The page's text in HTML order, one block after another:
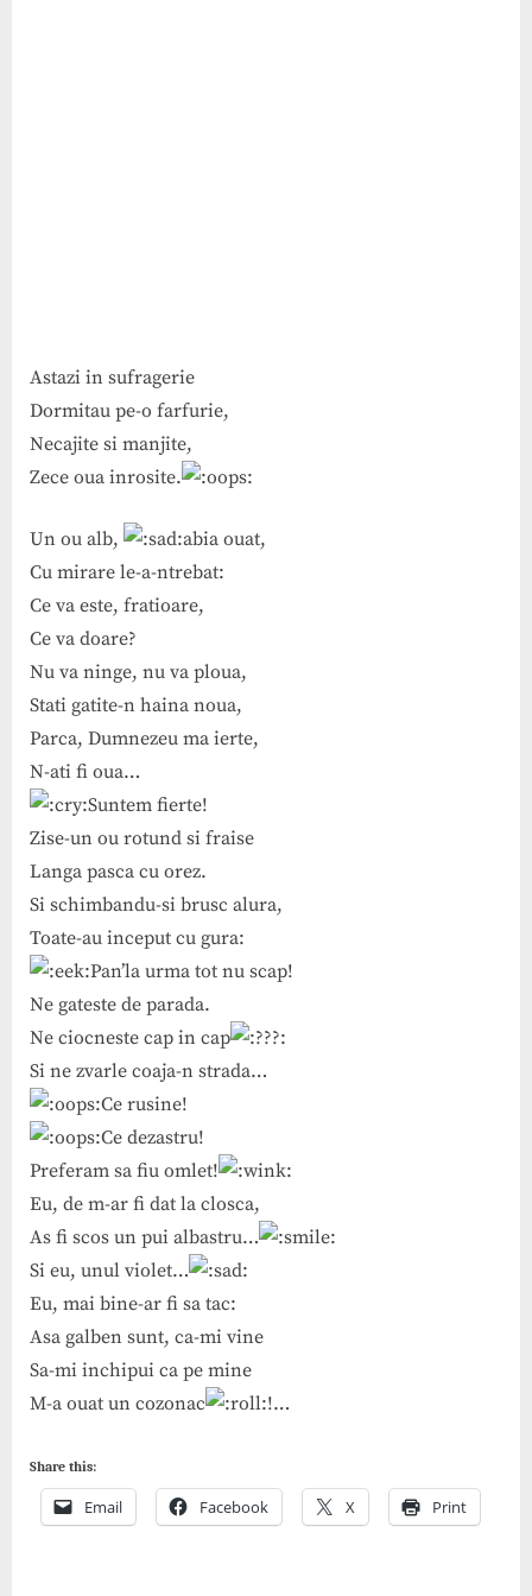
Astazi in sufragerie
Dormitau pe-o farfurie,
Necajite si manjite,
Zece oua inrosite.
Un ou alb,
abia ouat,
Cu mirare le-a-ntrebat:
Ce va este, fratioare,
Ce va doare?
Nu va ninge, nu va ploua,
Stati gatite-n haina noua,
Parca, Dumnezeu ma ierte,
N-ati fi oua…
Suntem fierte!
Zise-un ou rotund si fraise
Langa pasca cu orez.
Si schimbandu-si brusc alura,
Toate-au inceput cu gura:
Pan’la urma tot nu scap!
Ne gateste de parada.
Ne ciocneste cap in cap
Si ne zvarle coaja-n strada…
Ce rusine!
Ce dezastru!
Preferam sa fiu omlet!
Eu, de m-ar fi dat la closca,
As fi scos un pui albastru…
Si eu, unul violet…
Eu, mai bine-ar fi sa tac:
Asa galben sunt, ca-mi vine
Sa-mi inchipui ca pe mine
M-a ouat un cozonac
!…
Share this:
Email Facebook X Print